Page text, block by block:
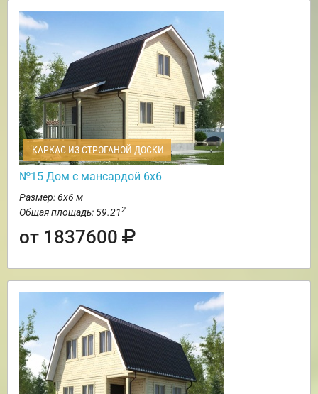
КАРКАС ИЗ СТРОГАНОЙ ДОСКИ
№15 Дом с мансардой 6х6
Размер: 6х6 м
Общая площадь: 59.212
от 1837600